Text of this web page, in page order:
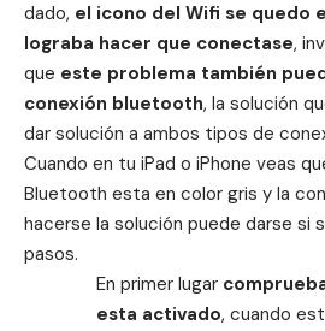
dado, el icono del Wifi se quedo
lograba hacer que conectase,
que este problema también
conexión bluetooth, la solución
dar solución a ambos tipos de
Cuando en tu iPad o iPhone veas
Bluetooth esta en color gris y la
hacerse la solución puede darse si
pasos.
En primer lugar
esta activado, cuando